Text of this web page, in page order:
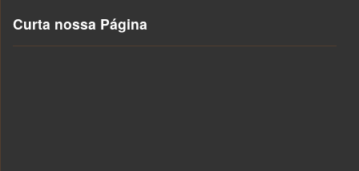
Curta nossa Página